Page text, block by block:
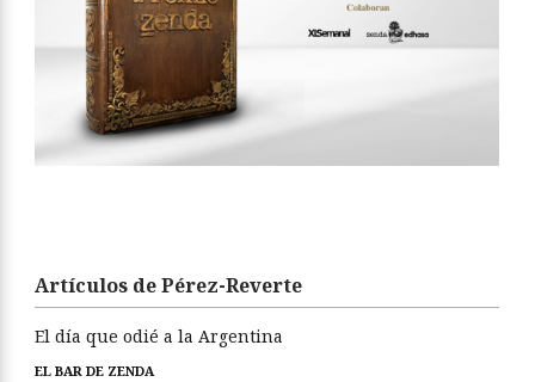
Artículos de Pérez-Reverte
El día que odié a la Argentina
EL BAR DE ZENDA